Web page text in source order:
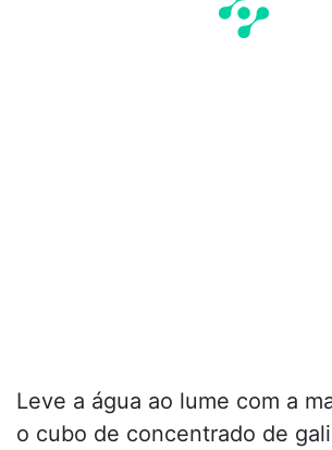
Leve a água ao lume com a
o cubo de concentrado de